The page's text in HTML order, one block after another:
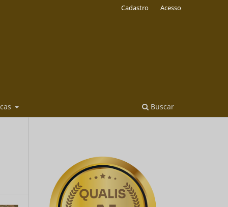
Buscar
Cadastro Acesso